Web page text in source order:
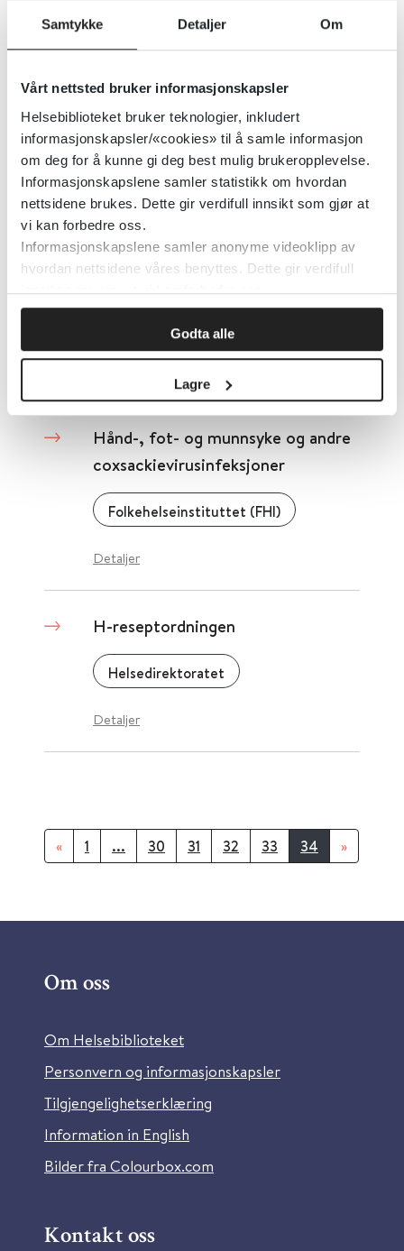
Samtykke Detaljer Om
Vårt nettsted bruker informasjonskapsler
Helsebiblioteket bruker teknologier, inkludert
informasjonskapsler/«cookies» til å samle informasjon
om deg for å kunne gi deg best mulig brukeropplevelse.
Informasjonskapslene samler statistikk om hvordan
nettsidene brukes. Dette gir verdifull innsikt som gjør at
vi kan forbedre oss.
Informasjonskapslene samler anonyme videoklipp av
hvordan nettsidene våres benyttes. Dette gir verdifull
innsikt som gjør at vi kan forbedre oss.
Godta alle
Lagre
Håndtering av seksuell
dysfunksjon som skyldes
behandling
Cochrane Library 2012
Detaljer
Håndvask trinn for trinn for
publikum
Hånd-, fot- og munnsyke og andre
coxsackievirusinfeksjoner
Folkehelseinstituttet (FHI)
Detaljer
H-reseptordningen
Helsedirektoratet
Detaljer
« 1 ... 30 31 32 33 34 »
Om oss
Om Helsebiblioteket
Personvern og informasjonskapsler
Tilgjengelighetserklæring
Information in English
Bilder fra Colourbox.com
Kontakt oss